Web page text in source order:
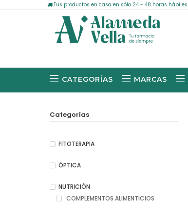
Tus productos en casa en sólo 24 - 48 horas hábiles
CATEGORÍAS MARCAS
Categorías
FITOTERAPIA
ÓPTICA
NUTRICIÓN
COMPLEMENTOS ALIMENTICIOS